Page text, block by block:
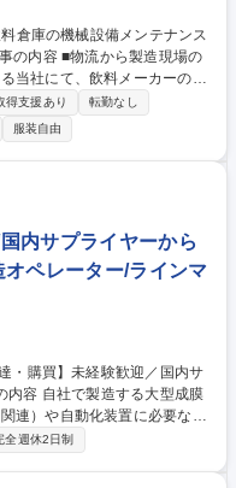
当社にて、飲料メーカーの製
です。 【具体的な業
造ラインなどのメンテナンス
ーと協力しあいながら設備の
く稼働するようにサポートし
出張先（実績）：群馬、長
に夏季)は倉庫作業やフォー
！
得支援あり
転勤なし
服装自由
内サプライヤーから
ペレーター/ラインマ
連）や自動化装置に必要な資
全週休2日制